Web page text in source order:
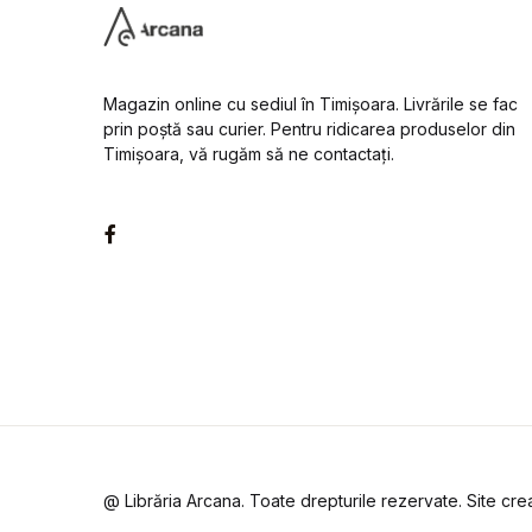
Magazin online cu sediul în Timișoara. Livrările se fac
prin poștă sau curier. Pentru ridicarea produselor din
Timișoara, vă rugăm să ne contactați.
@ Librăria Arcana. Toate drepturile rezervate. Site